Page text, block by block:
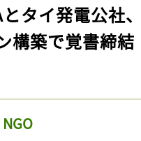
とタイ発電公社
構築で覚書締結